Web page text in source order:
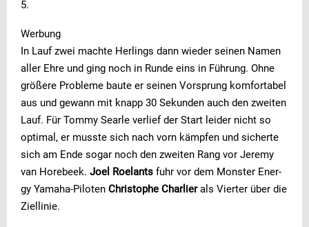
5.
Werbung
In Lauf zwei machte Herlings dann wieder seinen Namen
aller Ehre und ging noch in Runde eins in Führung. Ohne
größere Probleme baute er seinen Vorsprung komfortabel
aus und gewann mit knapp 30 Sekunden auch den zweiten
Lauf. Für Tommy Searle verlief der Start leider nicht so
optimal, er musste sich nach vorn kämpfen und sicherte
sich am Ende sogar noch den zweiten Rang vor Jeremy
van Horebeek. Jo­el Ro­elants fuhr vor dem Mons­ter En­er­
gy Ya­ma­ha-​Pi­lo­ten Chris­to­phe Char­lierals Vier­ter über die
Ziel­li­nie.